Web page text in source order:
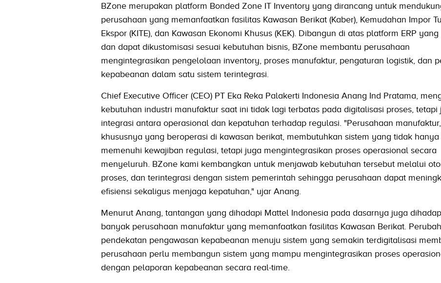
BZone merupakan platform Bonded Zone IT Inventory yang dirancang untuk
perusahaan yang memanfaatkan fasilitas Kawasan Berikat (Kaber), Kemudahan Impor
Ekspor (KITE), dan Kawasan Ekonomi Khusus (KEK). Dibangun di atas platform ERP
dan dapat dikustomisasi sesuai kebutuhan bisnis, BZone membantu perusahaan
mengintegrasikan pengelolaan inventory, proses manufaktur, pengaturan logistik, dan
kepabeanan dalam satu sistem terintegrasi.
Chief Executive Officer (CEO) PT Eka Reka Palakerti Indonesia Anang Ind Pratama,
kebutuhan industri manufaktur saat ini tidak lagi terbatas pada digitalisasi proses, tetapi
integrasi antara operasional dan kepatuhan terhadap regulasi. "Perusahaan manufaktur,
khususnya yang beroperasi di kawasan berikat, membutuhkan sistem yang tidak
memenuhi kewajiban regulasi, tetapi juga mengintegrasikan proses operasional secara
menyeluruh. BZone kami kembangkan untuk menjawab kebutuhan tersebut melalui
proses, dan terintegrasi dengan sistem pemerintah sehingga perusahaan dapat
efisiensi sekaligus menjaga kepatuhan," ujar Anang.
Menurut Anang, tantangan yang dihadapi Mattel Indonesia pada dasarnya juga
banyak perusahaan manufaktur yang memanfaatkan fasilitas Kawasan Berikat.
pendekatan pengawasan kepabeanan menuju sistem yang semakin terdigitalisasi
perusahaan perlu membangun sistem yang mampu mengintegrasikan proses
dengan pelaporan kepabeanan secara real-time.